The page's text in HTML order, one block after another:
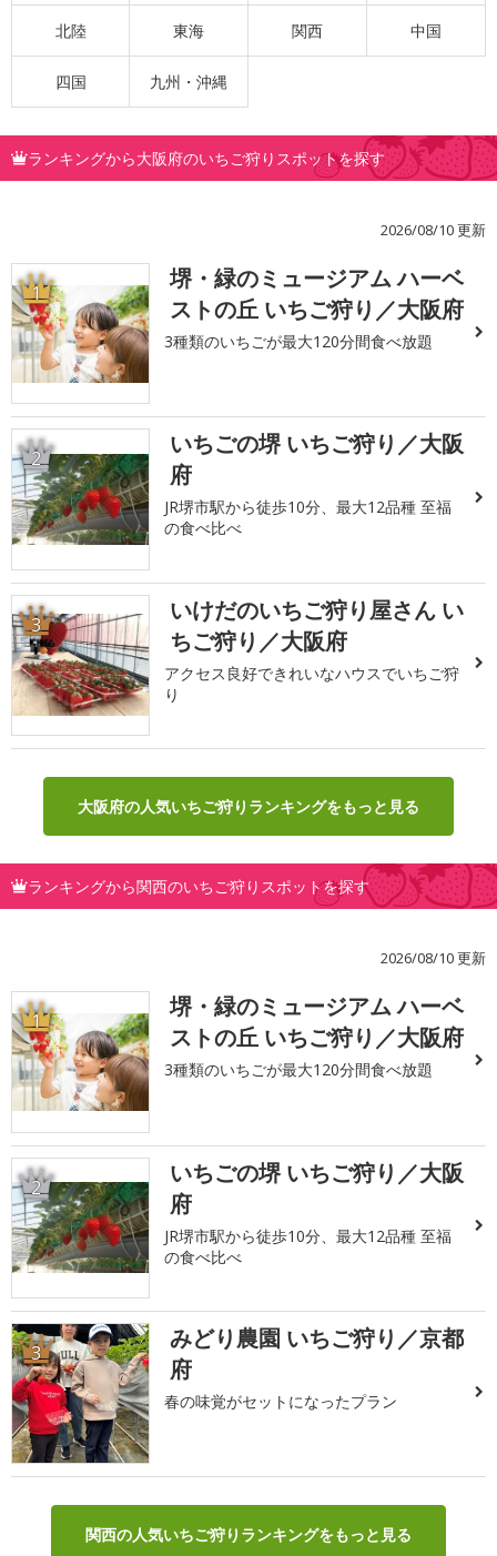
北陸 東海 関西 中国
四国 九州・沖縄
ランキングから大阪府のいちご狩りスポットを探す
2026/08/10 更新
1
堺・緑のミュージアム ハーベ
ストの丘 いちご狩り／大阪府
3種類のいちごが最大120分間食べ放題
2
いちごの堺 いちご狩り／大阪
府
JR堺市駅から徒歩10分、最大12品種 至福
の食べ比べ
3
いけだのいちご狩り屋さん い
ちご狩り／大阪府
アクセス良好できれいなハウスでいちご狩
り
大阪府の人気いちご狩りランキングをもっと見る
ランキングから関西のいちご狩りスポットを探す
2026/08/10 更新
1
堺・緑のミュージアム ハーベ
ストの丘 いちご狩り／大阪府
3種類のいちごが最大120分間食べ放題
2
いちごの堺 いちご狩り／大阪
府
JR堺市駅から徒歩10分、最大12品種 至福
の食べ比べ
3
みどり農園 いちご狩り／京都
府
春の味覚がセットになったプラン
関西の人気いちご狩りランキングをもっと見る